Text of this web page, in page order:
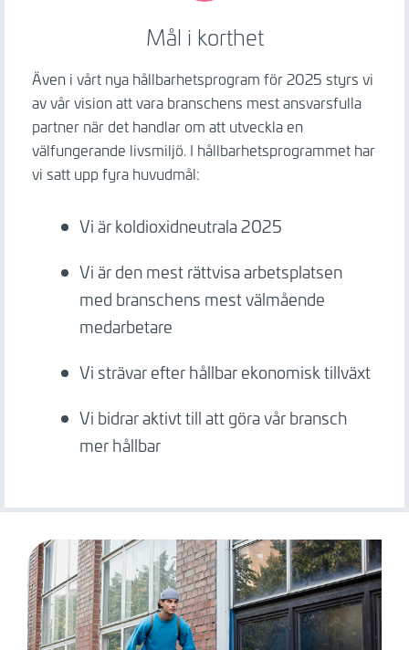
Mål i korthet
Även i vårt nya hållbarhetsprogram för 2025 styrs vi
av vår vision att vara branschens mest ansvarsfulla
partner när det handlar om att utveckla en
välfungerande livsmiljö. I hållbarhetsprogrammet har
vi satt upp fyra huvudmål:
Vi är koldioxidneutrala 2025
Vi är den mest rättvisa arbetsplatsen
med branschens mest välmående
medarbetare
Vi strävar efter hållbar ekonomisk tillväxt
Vi bidrar aktivt till att göra vår bransch
mer hållbar